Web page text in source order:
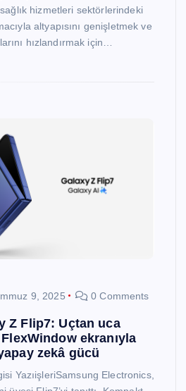
hizmetleri sektörlerindeki
altyapısını genişletmek ve
hızlandırmak için…
9, 2025 0 Comments
Z Flip7: Uçtan uca
ekranıyla
zekâ gücü
YazıişleriSamsung Electronics,